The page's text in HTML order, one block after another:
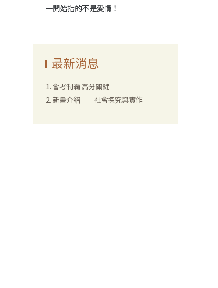
一開始指的不是愛情！
最新消息
會考制霸 高分關鍵
新書介紹——社會探究與實作